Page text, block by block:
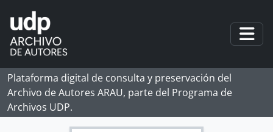
Skip to main content
Plataforma digital de consulta y preservación del
Archivo de Autores ARAU, parte del Programa de
Archivos UDP.